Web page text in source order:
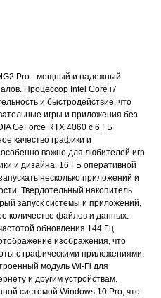
Pro - мощный и надежный
Процессор Intel Core i7
и быстродействие, что
игры и приложения без
GeForce RTX 4060 с 6 ГБ
качество графики и
важно для любителей игр
и дизайна. 16 ГБ оперативной
несколько приложений и
Твердотельный накопитель
запуск системы и приложений,
количество файлов и данных.
обновления 144 Гц
изображения, что
с графическими приложениями.
модуль Wi-Fi для
и другим устройствам.
системой Windows 10 Pro, что